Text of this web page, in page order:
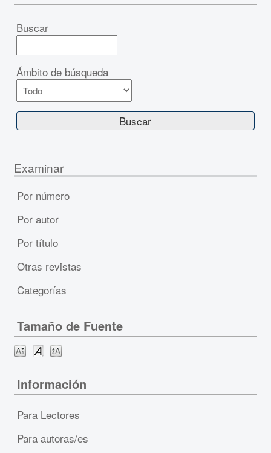
Buscar
Ámbito de búsqueda
Examinar
Por número
Por autor
Por título
Otras revistas
Categorías
Tamaño de Fuente
Información
Para Lectores
Para autoras/es